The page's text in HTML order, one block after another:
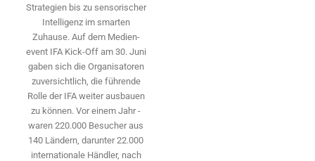
Strategien bis zu sensorischer
Intelligenz im smarten
Zuhause. Auf dem Medien­
event IFA Kick-Off am 30. Juni
gaben sich die Organisatoren
zuversichtlich, die führende
Rolle der IFA weiter ausbauen
zu können. Vor einem Jahr ­
waren 220.000 Besucher aus
140 ­Ländern, ­darunter 22.000
internationale Händler, nach